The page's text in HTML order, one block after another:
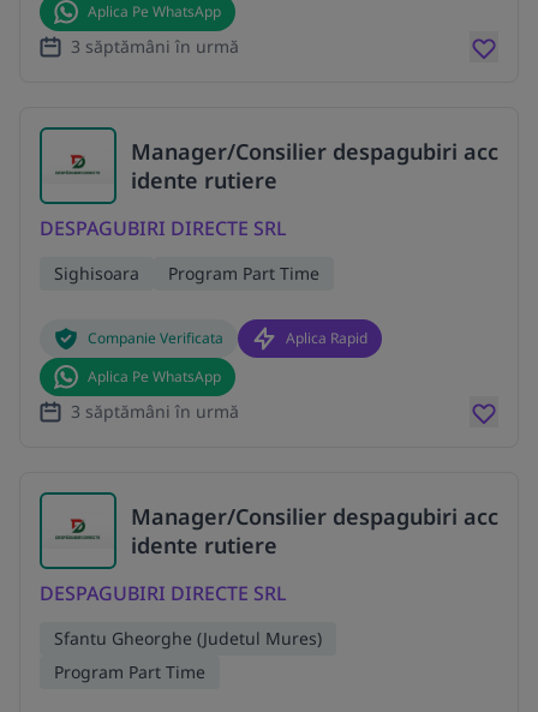
Aplica Pe WhatsApp
3 săptămâni în urmă
Manager/Consilier despagubiri acc
idente rutiere
DESPAGUBIRI DIRECTE SRL
Sighisoara Program Part Time
Companie Verificata
Aplica Rapid
Aplica Pe WhatsApp
3 săptămâni în urmă
Manager/Consilier despagubiri acc
idente rutiere
DESPAGUBIRI DIRECTE SRL
Sfantu Gheorghe (Judetul Mures)
Program Part Time